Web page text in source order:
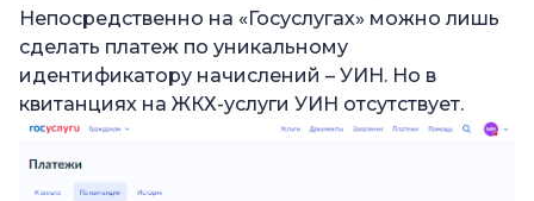
Непосредственно на «Госуслугах» можно лишь
сделать платеж по уникальному
идентификатору начислений – УИН. Но в
квитанциях на ЖКХ-услуги УИН отсутствует.